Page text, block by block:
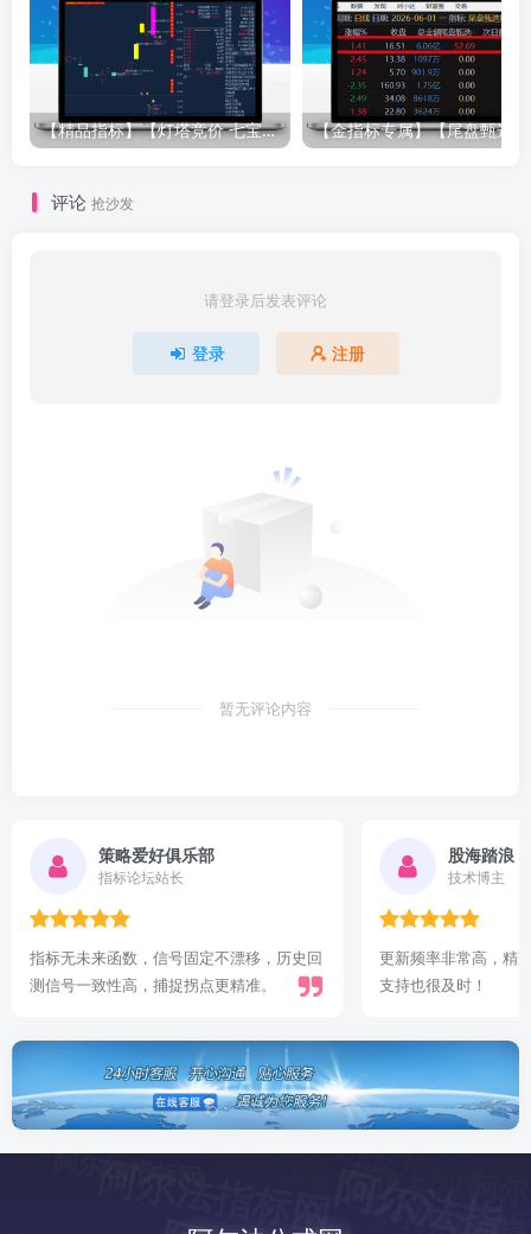
【精品指标】【灯塔竞价 七宝妙树 资金1号 龙年1号池】四合一完整版（众筹系列）
评论 抢沙发
请登录后发表评论
登录 注册
暂无评论内容
股海踏浪
技术博主
更新频率非常高，精准复盘有据可依，技术
支持也很及时！
指标爱好者
指标很好！有参考价
阿尔法指标网